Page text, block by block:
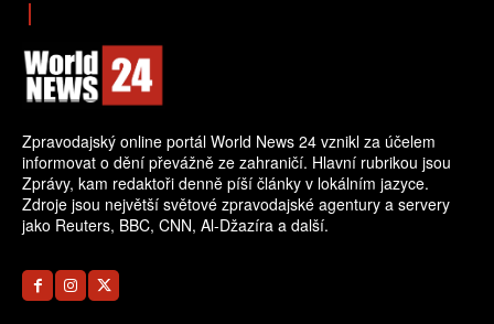
Zpravodajský online portál World News 24 vznikl za účelem
informovat o dění převážně ze zahraničí. Hlavní rubrikou jsou
Zprávy, kam redaktoři denně píší články v lokálním jazyce.
Zdroje jsou největší světové zpravodajské agentury a servery
jako Reuters, BBC, CNN, Al-Džazíra a další.